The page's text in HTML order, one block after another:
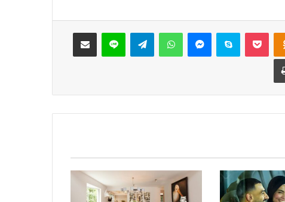
سكايب واتساب لاين